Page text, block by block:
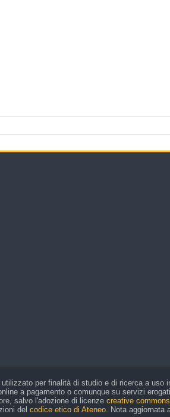
per finalità di studio e di ricerca a
a pagamento o comunque su servizi
salvo l'adozione di licenzecreative commons
delcodice etico di Ateneo . Nota